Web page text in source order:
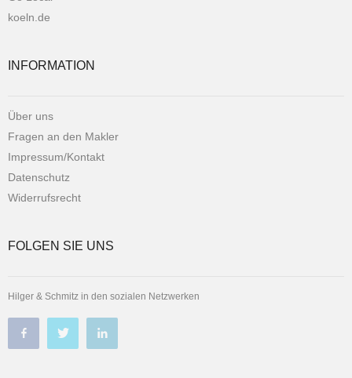
koeln.de
INFORMATION
Über uns
Fragen an den Makler
Impressum/Kontakt
Datenschutz
Widerrufsrecht
FOLGEN SIE UNS
Hilger & Schmitz in den sozialen Netzwerken